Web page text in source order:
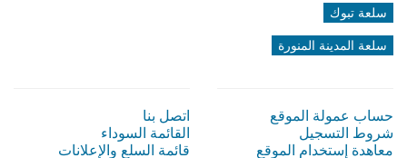
سلعة تبوك
سلعة المدينة المنورة
حساب عمولة الموقع
شروط التسجيل
معاهدة إستخدام الموقع
اتصل بنا
القائمة السوداء
قائمة السلع والإعلانات